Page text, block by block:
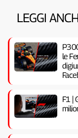
LEGGI
le
F1 |